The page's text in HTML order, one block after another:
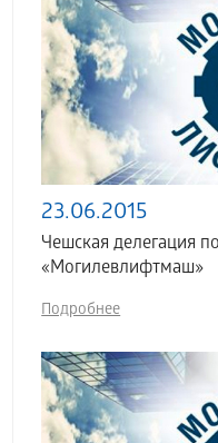
23.06.2015
Чешская делегация
«Могилевлифтмаш»
Подробнее